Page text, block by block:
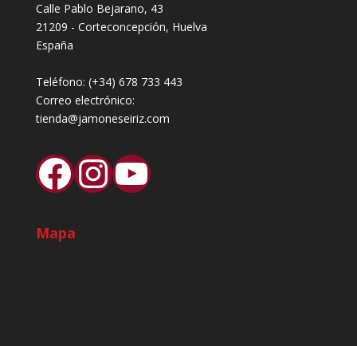
Calle Pablo Bejarano, 43
21209 - Corteconcepción, Huelva
España
Teléfono: (+34) 678 733 443
Correo electrónico:
tienda@jamoneseiriz.com
Facebook
Instagram
YouTube
Mapa